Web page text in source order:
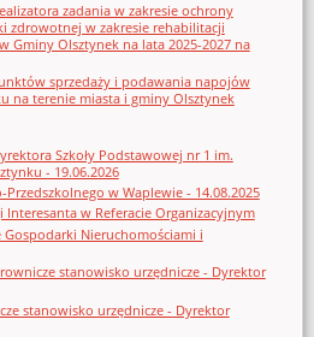
zadania w zakresie ochrony
zdrowotnej w zakresie rehabilitacji
Gminy Olsztynek na lata 2025-2027 na
sprzedaży i podawania napojów
na terenie miasta i gminy Olsztynek
Szkoły Podstawowej nr 1 im.
- 19.06.2026
Przedszkolnego w Waplewie - 14.08.2025
Interesanta w Referacie Organizacyjnym
Nieruchomościami i
stanowisko urzędnicze - Dyrektor
stanowisko urzędnicze - Dyrektor